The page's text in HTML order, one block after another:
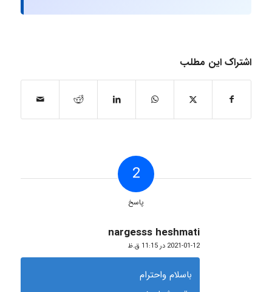
اشتراک این مطلب
2
پاسخ
nargesss heshmati
گفته:
2021-01-12 در 11:15 ق.ظ
باسلام واحترام